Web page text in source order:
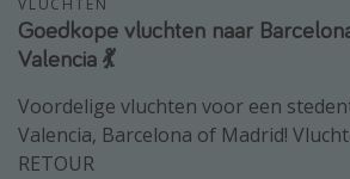
Type vakantie
Overzicht
Weekendje weg
Autoverhuur
VLUCHTEN
Goedkope vluchten naar
Valencia 💃
Voordelige vluchten voor een
Valencia, Barcelona of Madrid!
RETOUR